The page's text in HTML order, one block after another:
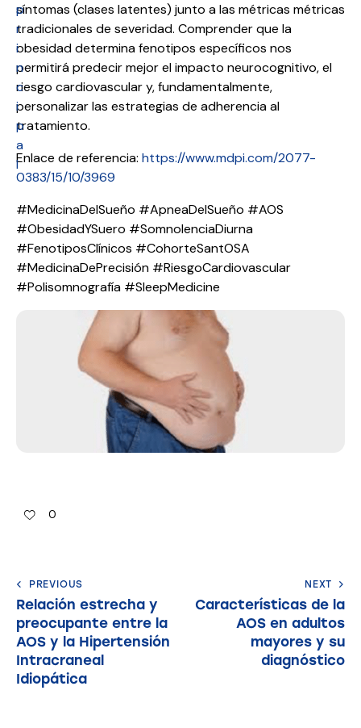
p
r
i
n
c
i
p
a
l
síntomas (clases latentes) junto a las métricas métricas
tradicionales de severidad. Comprender que la
obesidad determina fenotipos específicos nos
permitirá predecir mejor el impacto neurocognitivo, el
riesgo cardiovascular y, fundamentalmente,
personalizar las estrategias de adherencia al
tratamiento.
Enlace de referencia: https://www.mdpi.com/2077-
0383/15/10/3969
#MedicinaDelSueño #ApneaDelSueño #AOS
#ObesidadYSuero #SomnolenciaDiurna
#FenotiposClínicos #CohorteSantOSA
#MedicinaDePrecisión #RiesgoCardiovascular
#Polisomnografía #SleepMedicine
0
PREVIOUS
Relación estrecha y
preocupante entre la
AOS y la Hipertensión
Intracraneal
Idiopática
NEXT
Características de la
AOS en adultos
mayores y su
diagnóstico